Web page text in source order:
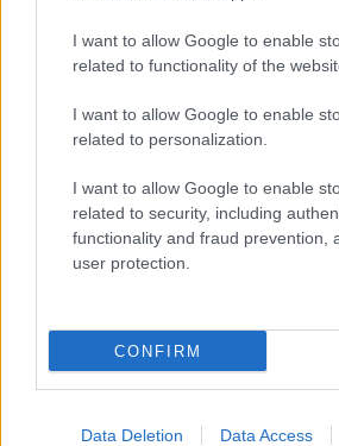
I want to allow Google to enable
related to functionality of the
I want to allow Google to enable
related to personalization.
I want to allow Google to enable
related to security, including
functionality and fraud prevention,
user protection.
CONFIRM
Data Deletion Data Access
Kapcsolódó hírek
EGYKORI
FRED ÜZENETE